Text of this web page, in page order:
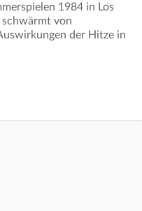
1984 in Los
schwärmt von
der Hitze in